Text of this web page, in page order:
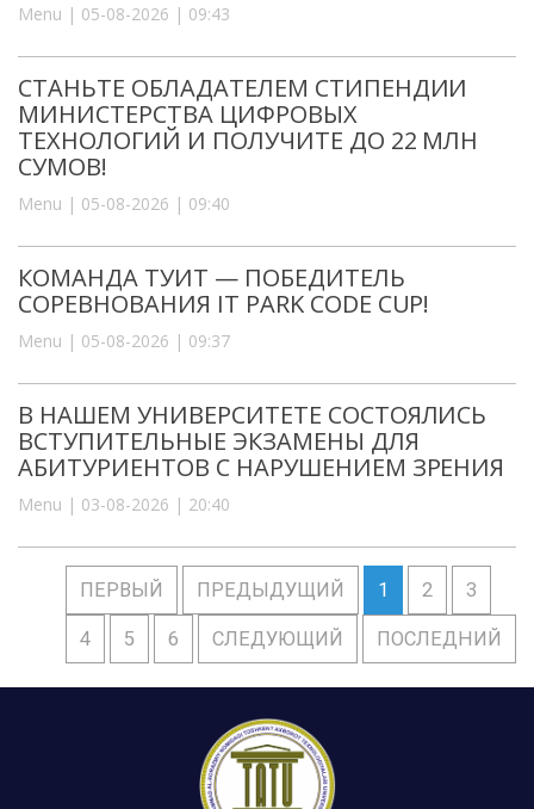
Menu | 05-08-2026 | 09:43
СТАНЬТЕ ОБЛАДАТЕЛЕМ СТИПЕНДИИ
МИНИСТЕРСТВА ЦИФРОВЫХ
ТЕХНОЛОГИЙ И ПОЛУЧИТЕ ДО 22 МЛН
СУМОВ!
Menu | 05-08-2026 | 09:40
КОМАНДА ТУИТ — ПОБЕДИТЕЛЬ
СОРЕВНОВАНИЯ IT PARK CODE CUP!
Menu | 05-08-2026 | 09:37
В НАШЕМ УНИВЕРСИТЕТЕ СОСТОЯЛИСЬ
ВСТУПИТЕЛЬНЫЕ ЭКЗАМЕНЫ ДЛЯ
АБИТУРИЕНТОВ С НАРУШЕНИЕМ ЗРЕНИЯ
Menu | 03-08-2026 | 20:40
ПЕРВЫЙ ПРЕДЫДУЩИЙ 1 2 3
4 5 6 СЛЕДУЮЩИЙ ПОСЛЕДНИЙ